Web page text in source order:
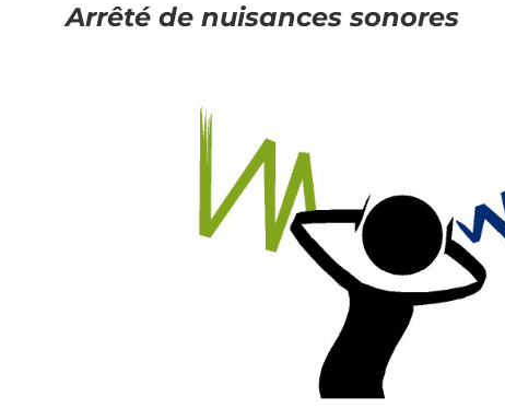
Arrêté de nuisances sonores